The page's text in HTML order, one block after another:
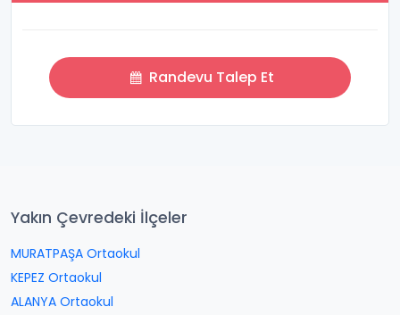
Randevu Talep Et
Yakın Çevredeki İlçeler
MURATPAŞA Ortaokul
KEPEZ Ortaokul
ALANYA Ortaokul